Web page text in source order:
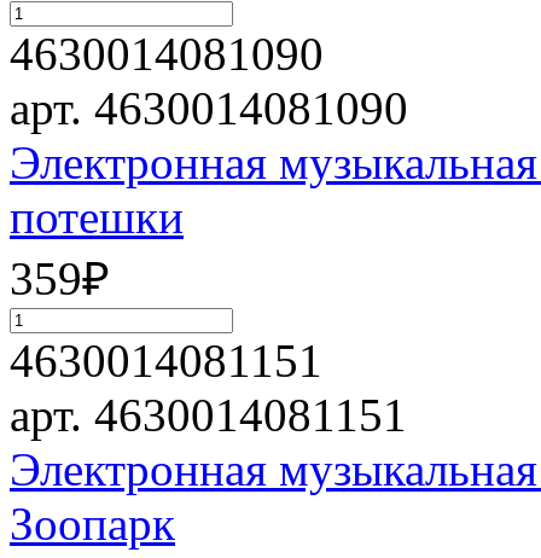
4630014081090
арт. 4630014081090
Электронная
потешки
359₽
4630014081151
арт. 4630014081151
Электронная
Зоопарк